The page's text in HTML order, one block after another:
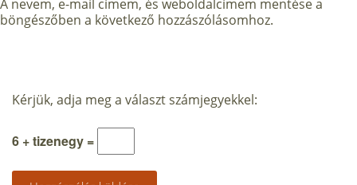
A nevem, e-mail címem, és weboldalcímem mentése a
böngészőben a következő hozzászólásomhoz.
Kérjük, adja meg a választ számjegyekkel:
6 + tizenegy =